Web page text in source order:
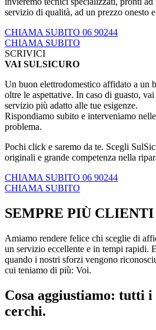
servizio di qualità, ad un prezzo onesto
CHIAMA SUBITO 06 90244
CHIAMA SUBITO
SCRIVICI
VAI SULSICURO
Un buon elettrodomestico affidato a un
oltre le aspettative. In caso di guasto,
servizio più adatto alle tue esigenze.
Rispondiamo subito e interveniamo
problema.
Pochi click e saremo da te. Scegli
originali e grande competenza nella
CHIAMA SUBITO 06 90244
CHIAMA SUBITO
SEMPRE PIÙ
Amiamo rendere felice chi sceglie di
un servizio eccellente e in tempi rapidi.
quando i nostri sforzi vengono
cui teniamo di più: Voi.
Cosa aggiustiamo: tutti
cerchi.